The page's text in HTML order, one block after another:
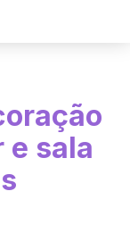
e sala